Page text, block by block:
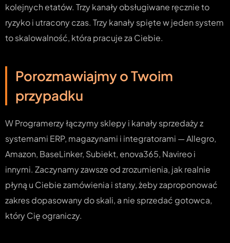
kolejnych etatów. Trzy kanały obsługiwane ręcznie to
ryzyko i utracony czas. Trzy kanały spięte w jeden system
to skalowalność, która pracuje za Ciebie.
Porozmawiajmy o Twoim
przypadku
W Programerzy łączymy sklepy i kanały sprzedaży z
systemami ERP, magazynami i integratorami — Allegro,
Amazon, BaseLinker, Subiekt, enova365, Navireo i
innymi. Zaczynamy zawsze od zrozumienia, jak realnie
płyną u Ciebie zamówienia i stany, żeby zaproponować
zakres dopasowany do skali, a nie sprzedać gotowca,
który Cię ograniczy.